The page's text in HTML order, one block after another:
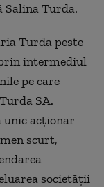
Salina Turda.
Turda peste
intermediul
pe care
SA.
unic acționar
scurt,
societății